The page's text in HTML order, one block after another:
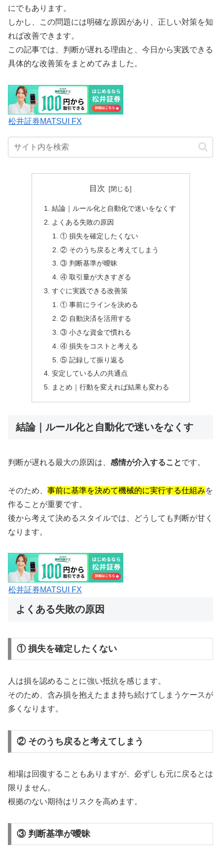
にでもあります。
しかし、この問題には明確な原因があり、正しい対策を知
れば改善できます。
この記事では、判断が遅れる理由と、今日から実践できる
具体的な改善策をまとめてみました。
松井証券MATSUI FX
目次
結論｜ルール化と自動化で迷いをなくす
よくある失敗の原因
① 損失を確定したくない
② そのうち戻ると考えてしまう
③ 判断基準が曖昧
④ 取引量が大きすぎる
すぐに実践できる改善策
① 事前にラインを決める
② 自動決済を活用する
③ 小さな資金で慣れる
④ 損失をコストと考える
⑤ 記録して振り返る
安定している人の共通点
まとめ｜行動を変えれば結果も変わる
結論｜ルール化と自動化で迷いをなくす
判断が遅れる最大の原因は、 感情が介入することです。
そのため、 事前に基準を決めて機械的に実行する仕組みを
作ることが重要です。
後から考えて決めるスタイルでは、どうしても判断が甘く
なります。
松井証券MATSUI FX
よくある失敗の原因
① 損失を確定したくない
人は損を認めることに強い抵抗を感じます。
そのため、含み損を抱えたまま持ち続けてしまうケースが
多くなります。
② そのうち戻ると考えてしまう
相場は回復することもありますが、必ずしも元に戻るとは
限りません。
根拠のない期待はリスクを高めます。
③ 判断基準が曖昧